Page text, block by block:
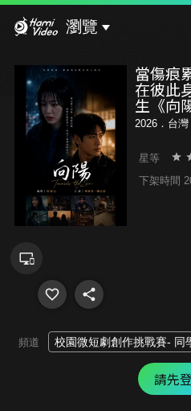
瀏覽
當傷痕
在彼此
生《向
2026．台灣
星等
下架時間
頻道 校園微短劇創作挑戰賽- 同
請先